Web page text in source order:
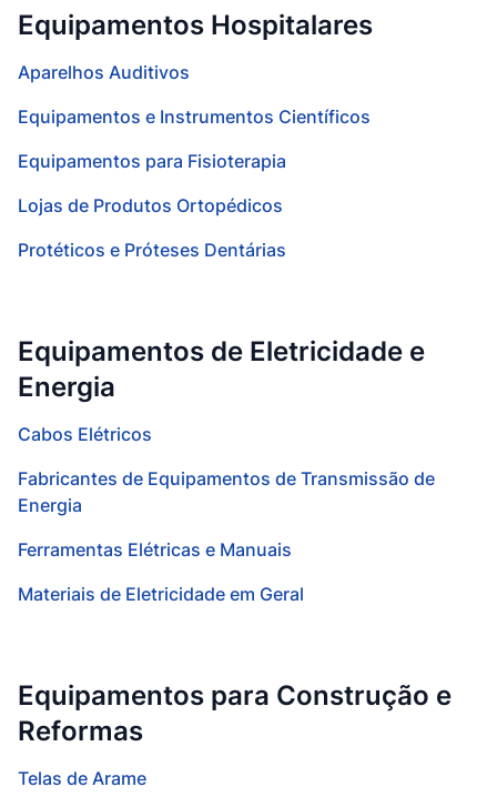
Equipamentos Hospitalares
Aparelhos Auditivos
Equipamentos e Instrumentos Científicos
Equipamentos para Fisioterapia
Lojas de Produtos Ortopédicos
Protéticos e Próteses Dentárias
Equipamentos de Eletricidade e
Energia
Cabos Elétricos
Fabricantes de Equipamentos de Transmissão de
Energia
Ferramentas Elétricas e Manuais
Materiais de Eletricidade em Geral
Equipamentos para Construção e
Reformas
Telas de Arame